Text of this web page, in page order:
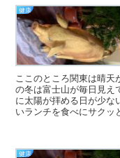
健康
ここのところ関東は晴
の冬は富士山が毎日見え
に太陽が拝める日が少な
いランチを食べにサクッ
健康